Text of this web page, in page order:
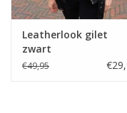
Herensokken
Leatherlook gilet
zwart
€49,95